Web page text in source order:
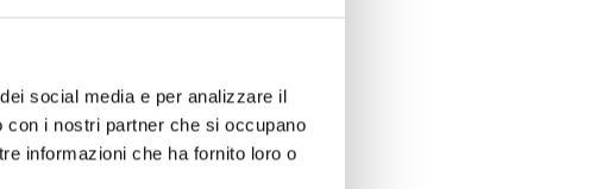
social media e per analizzare il
i nostri partner che si occupano
informazioni che ha fornito loro o